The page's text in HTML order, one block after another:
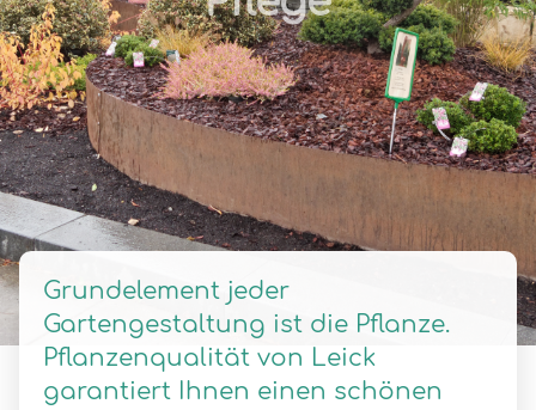
Grundelement jeder
Gartengestaltung ist die Pflanze.
Pflanzenqualität von Leick
garantiert Ihnen einen schönen